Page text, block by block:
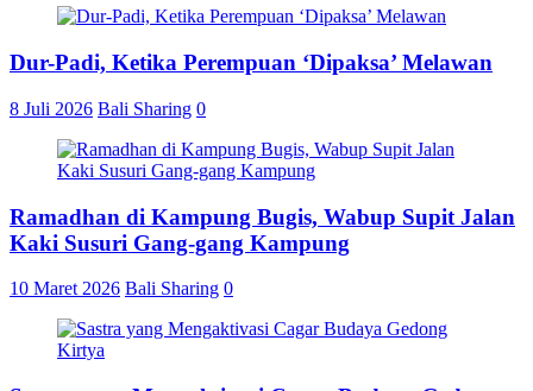
Dur-Padi, Ketika Perempuan ‘Dipaksa’ Melawan
8 Juli 2026 Bali Sharing 0
Ramadhan di Kampung Bugis, Wabup Supit Jalan
Kaki Susuri Gang-gang Kampung
10 Maret 2026 Bali Sharing 0